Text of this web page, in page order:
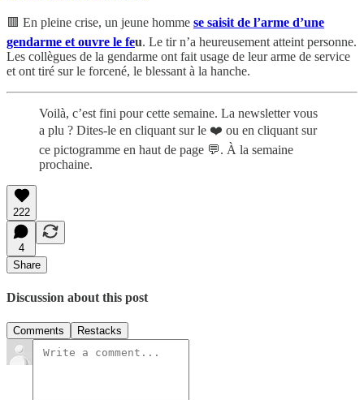
🟥 En pleine crise, un jeune homme se saisit de l’arme d’une
gendarme et ouvre le feu. Le tir n’a heureusement atteint personne.
Les collègues de la gendarme ont fait usage de leur arme de service
et ont tiré sur le forcené, le blessant à la hanche.
Voilà, c’est fini pour cette semaine. La newsletter vous
a plu ? Dites-le en cliquant sur le ❤️ ou en cliquant sur
ce pictogramme en haut de page 💬. À la semaine
prochaine.
222
4
Share
Discussion about this post
Comments Restacks